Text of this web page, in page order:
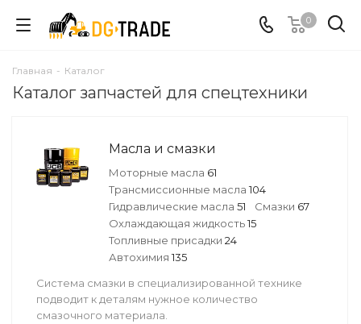
0
Главная - Каталог
Каталог запчастей для спецтехники
Масла и смазки
Моторные масла 61
Трансмиссионные масла 104
Гидравлические масла 51 Смазки 67
Охлаждающая жидкость15
Топливные присадки 24
Автохимия 135
Система смазки в специализированной технике
подводит к деталям нужное количество
смазочного материала.